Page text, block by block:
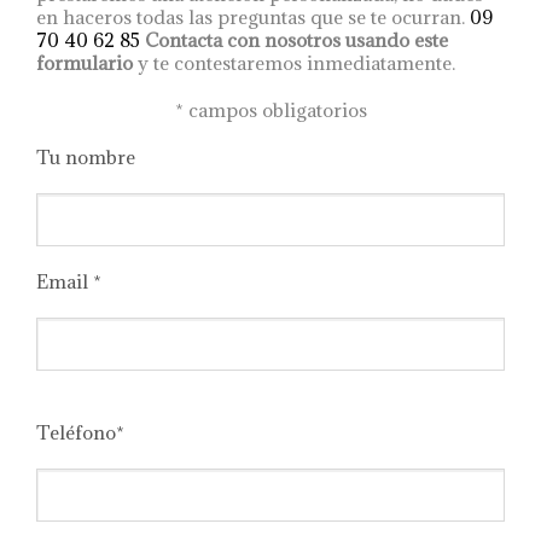
en haceros todas las preguntas que se te ocurran. 09
70 40 62 85 Contacta con nosotros usando este
formulario y te contestaremos inmediatamente.
* campos obligatorios
Tu nombre
Email *
leave
field
Teléfono*